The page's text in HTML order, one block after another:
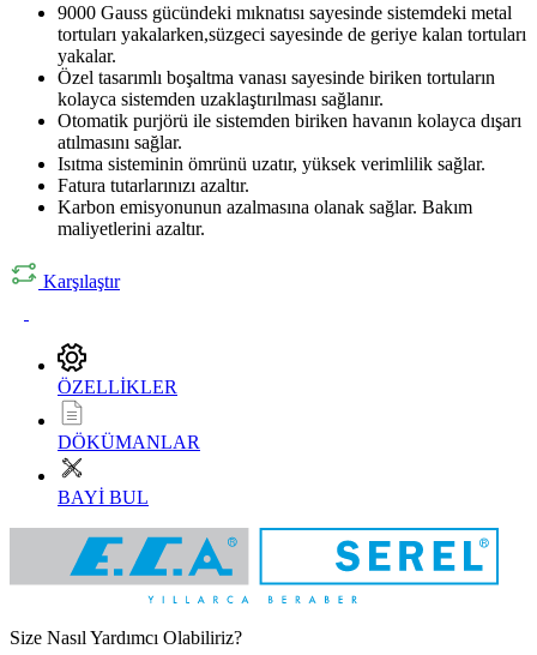
9000 Gauss gücündeki mıknatısı sayesinde sistemdeki metal
tortuları yakalarken,süzgeci sayesinde de geriye kalan tortuları
yakalar.
Özel tasarımlı boşaltma vanası sayesinde biriken tortuların
kolayca sistemden uzaklaştırılması sağlanır.
Otomatik purjörü ile sistemden biriken havanın kolayca dışarı
atılmasını sağlar.
Isıtma sisteminin ömrünü uzatır, yüksek verimlilik sağlar.
Fatura tutarlarınızı azaltır.
Karbon emisyonunun azalmasına olanak sağlar. Bakım
maliyetlerini azaltır.
Karşılaştır
ÖZELLİKLER
DÖKÜMANLAR
BAYİ BUL
Size Nasıl Yardımcı Olabiliriz?